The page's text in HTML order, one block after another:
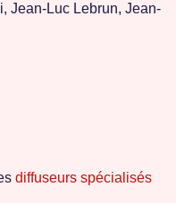
Jean-Luc Lebrun, Jean-
diffuseurs spécialisés